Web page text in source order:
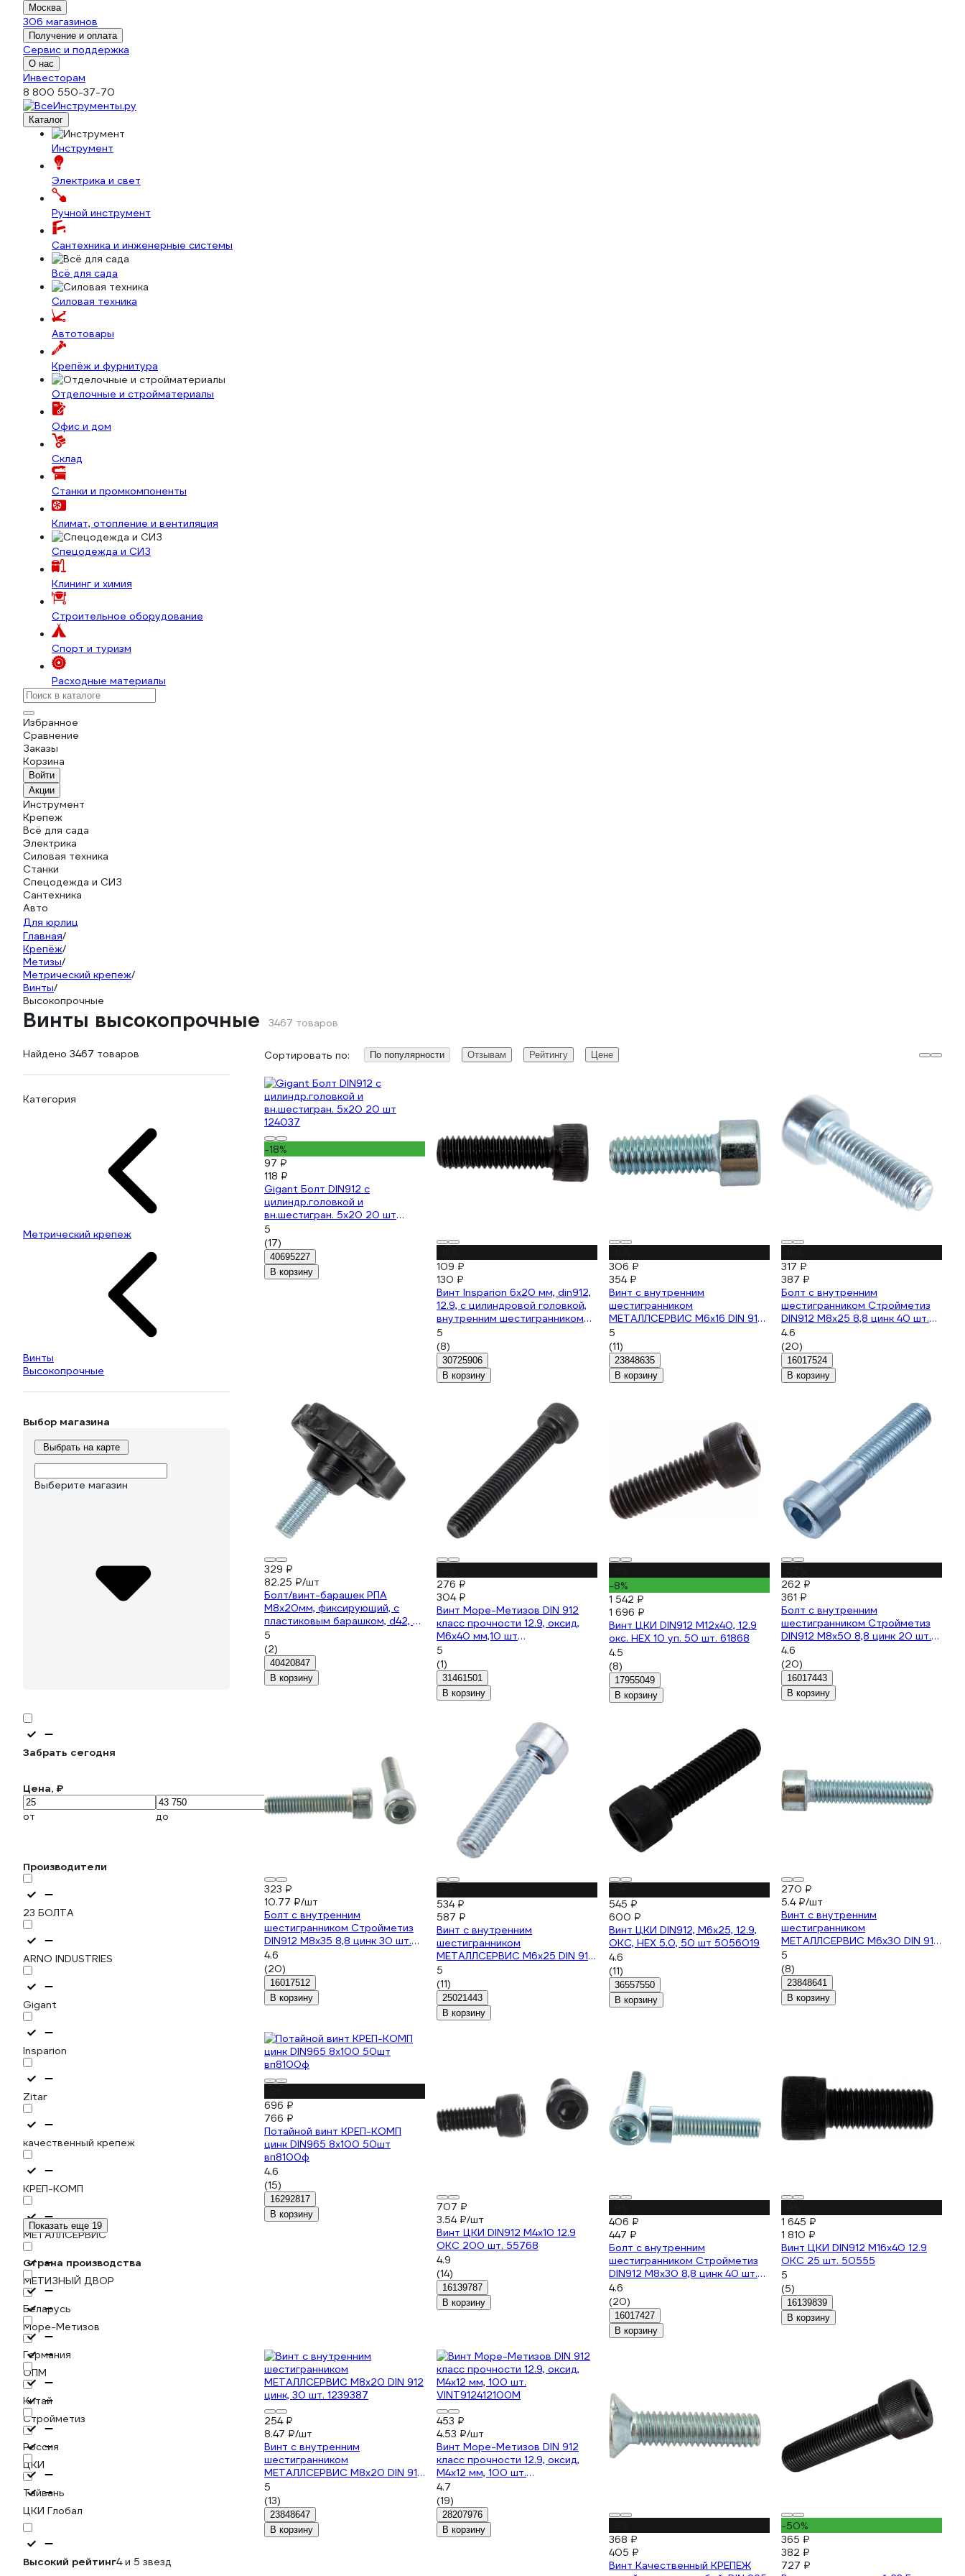
Москва
306 магазинов
Получение и оплата
Сервис и поддержка
О нас
Инвесторам
8 800 550-37-70
Каталог
Инструмент
Электрика и свет
Ручной инструмент
Сантехника и инженерные системы
Всё для сада
Силовая техника
Автотовары
Крепёж и фурнитура
Отделочные и стройматериалы
Офис и дом
Склад
Станки и промкомпоненты
Климат, отопление и вентиляция
Спецодежда и СИЗ
Клининг и химия
Строительное оборудование
Спорт и туризм
Расходные материалы
Избранное
Сравнение
Заказы
Корзина
Войти
Акции
Инструмент
Крепеж
Всё для сада
Электрика
Силовая техника
Станки
Спецодежда и СИЗ
Сантехника
Авто
Для юрлиц
Главная/
Крепёж/
Метизы/
Метрический крепеж/
Винты/
Высокопрочные
Винты высокопрочные 3467 товаров
Найдено 3467 товаров
Категория
Метрический крепеж
Винты
Высокопрочные
Выбор магазина
Выбрать на карте
Выберите магазин
Забрать сегодня
Цена, ₽
от до
Производители
23 БОЛТА
ARNO INDUSTRIES
Gigant
Insparion
Zitar
качественный крепеж
КРЕП-КОМП
МЕТАЛЛСЕРВИС
МЕТИЗНЫЙ ДВОР
Море-Метизов
ОПМ
Стройметиз
ЦКИ
ЦКИ Глобал
Показать еще 19
Страна производства
Беларусь
Германия
Китай
Россия
Тайвань
Высокий рейтинг4 и 5 звезд
Сортировать по: По популярности Отзывам Рейтингу Цене
-18%
97 ₽
118 ₽
Gigant Болт DIN912 с
цилиндр.головкой и
вн.шестигран. 5x20 20 шт
124037
5
(17)
40695227
В корзину
109 ₽
130 ₽
Винт Insparion 6x20 мм, din912,
12.9, с цилиндровой головкой,
внутренним шестигранником
каленый, 10 шт. С1-00001392
5
(8)
30725906
В корзину
306 ₽
354 ₽
Винт с внутренним
шестигранником
МЕТАЛЛСЕРВИС M6x16 DIN 912
цинк, 100 шт. 1239368
5
(11)
23848635
В корзину
317 ₽
387 ₽
Болт с внутренним
шестигранником Стройметиз
DIN912 М8х25 8,8 цинк 40 шт.
3100748
4.6
(20)
16017524
В корзину
329 ₽
82.25 ₽/шт
Болт/винт-барашек РПА
М8x20мм, фиксирующий, с
пластиковым барашком, d42, 4
шт ББ--8/20-04 ББ-РПА-8/20-
04
5
(2)
40420847
В корзину
276 ₽
304 ₽
Винт Море-Метизов DIN 912
класс прочности 12.9, оксид,
M6x40 мм,10 шт
VINT91264010M
5
(1)
31461501
В корзину
-8%
1 542 ₽
1 696 ₽
Винт ЦКИ DIN912 М12х40, 12.9
окс. HEX 10 уп. 50 шт. 61868
4.5
(8)
17955049
В корзину
262 ₽
361 ₽
Болт с внутренним
шестигранником Стройметиз
DIN912 М8х50 8,8 цинк 20 шт.
3100798
4.6
(20)
16017443
В корзину
323 ₽
10.77 ₽/шт
Болт с внутренним
шестигранником Стройметиз
DIN912 М8х35 8,8 цинк 30 шт.
3100768
4.6
(20)
16017512
В корзину
534 ₽
587 ₽
Винт с внутренним
шестигранником
МЕТАЛЛСЕРВИС М6x25 DIN 912
цинк, 100 шт. 1242020
5
(11)
25021443
В корзину
545 ₽
600 ₽
Винт ЦКИ DIN912, М6x25, 12.9,
ОКС, HEX 5.0, 50 шт 5056019
4.6
(11)
36557550
В корзину
270 ₽
5.4 ₽/шт
Винт с внутренним
шестигранником
МЕТАЛЛСЕРВИС M6x30 DIN 912
цинк, 50 шт. 1239383
5
(8)
23848641
В корзину
696 ₽
766 ₽
Потайной винт КРЕП-КОМП
цинк DIN965 8х100 50шт
вп8100ф
4.6
(15)
16292817
В корзину
707 ₽
3.54 ₽/шт
Винт ЦКИ DIN912 М4х10 12.9
ОКС 200 шт. 55768
4.9
(14)
16139787
В корзину
406 ₽
447 ₽
Болт с внутренним
шестигранником Стройметиз
DIN912 М8х30 8,8 цинк 40 шт.
3100758
4.6
(20)
16017427
В корзину
1 645 ₽
1 810 ₽
Винт ЦКИ DIN912 М16х40 12.9
ОКС 25 шт. 50555
5
(5)
16139839
В корзину
254 ₽
8.47 ₽/шт
Винт с внутренним
шестигранником
МЕТАЛЛСЕРВИС M8x20 DIN 912
цинк, 30 шт. 1239387
5
(13)
23848647
В корзину
453 ₽
4.53 ₽/шт
Винт Море-Метизов DIN 912
класс прочности 12.9, оксид,
M4x12 мм, 100 шт.
VINT912412100M
4.7
(19)
28207976
В корзину
368 ₽
405 ₽
Винт Качественный КРЕПЕЖ
-50%
365 ₽
382 ₽
727 ₽